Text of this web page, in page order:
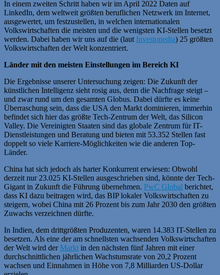
In einem zweiten Schritt haben wir im April 2022 Daten auf
LinkedIn, dem weltweit größten beruflichen Netzwerk im Internet,
ausgewertet, um festzustellen, in welchen internationalen
Volkswirtschaften die meisten und die wenigsten KI-Stellen besetzt
werden. Dabei haben wir uns auf die (laut Investopedia) 25 größten
Volkswirtschaften der Welt konzentriert.
Länder mit den meisten Einstellungen im Bereich KI
Die Ergebnisse unserer Untersuchung zeigen: Die Zukunft der
künstlichen Intelligenz sieht rosig aus, denn die Nachfrage steigt –
und zwar rund um den gesamten Globus. Dabei dürfte es keine
Überraschung sein, dass die USA den Markt dominieren, immerhin
befindet sich hier das größte Tech-Zentrum der Welt, das Silicon
Valley. Die Vereinigten Staaten sind das globale Zentrum für IT-
Dienstleistungen und Beratung und bieten mit 53.352 Stellen fast
doppelt so viele Karriere-Möglichkeiten wie die anderen Top-
Länder.
China hat sich jedoch als harter Konkurrent erwiesen: Obwohl
derzeit nur 23.025 KI-Stellen ausgeschrieben sind, könnte der Tech-
Gigant in Zukunft die Führung übernehmen. PwC Global berichtet,
dass KI dazu beitragen wird, das BIP lokaler Volkswirtschaften zu
steigern, wobei China mit 26 Prozent bis zum Jahr 2030 den größten
Zuwachs verzeichnen dürfte.
In Indien, dem drittgrößten Produzenten, waren 14.383 IT-Stellen zu
besetzen. Als eine der am schnellsten wachsenden Volkswirtschaften
der Welt wird der Markt in den nächsten fünf Jahren mit einer
durchschnittlichen jährlichen Wachstumsrate von 20,2 Prozent
wachsen und Einnahmen in Höhe von 7,8 Milliarden US-Dollar